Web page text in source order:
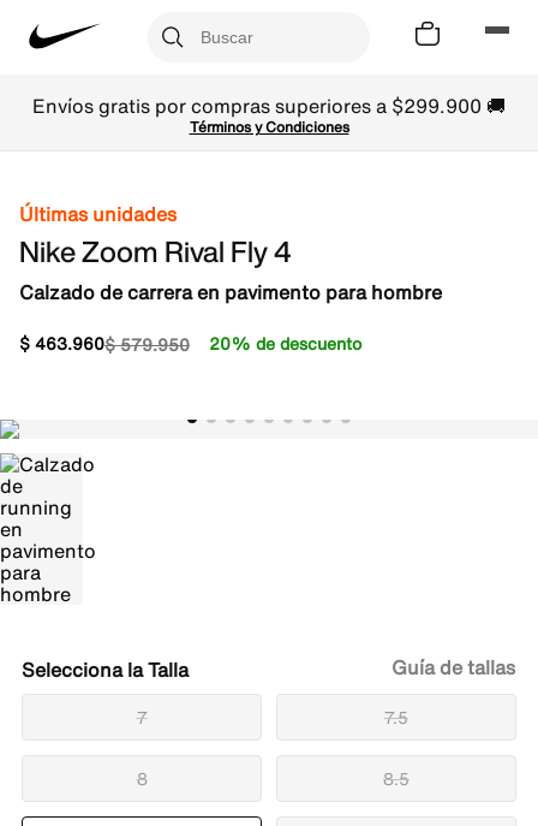
Envíos gratis por compras superiores a $299.900 🚚
Términos y Condiciones
Últimas unidades
Nike Zoom Rival Fly 4
Calzado de carrera en pavimento para hombre
$579.950
$463.960 20% de descuento
Talla
7 7.5
8 8.5
Guía de tallas